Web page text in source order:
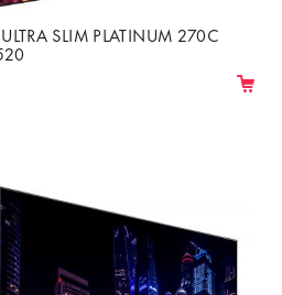
SLIM PLATINUM 270C